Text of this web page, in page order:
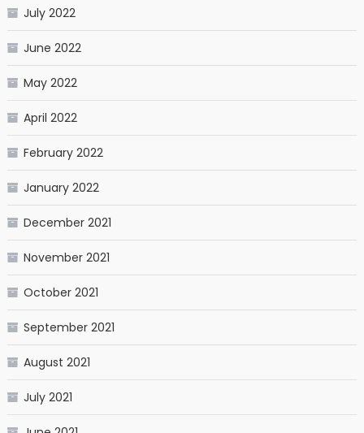
July 2022
June 2022
May 2022
April 2022
February 2022
January 2022
December 2021
November 2021
October 2021
September 2021
August 2021
July 2021